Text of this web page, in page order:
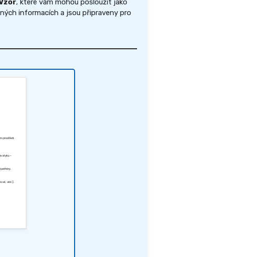
, které vám mohou posloužit jako
informacích a jsou připraveny pro
prostředí.
styku –
potřeby,
atd.].